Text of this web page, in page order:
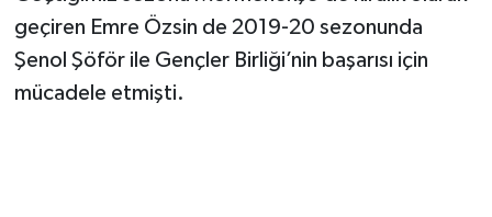
geçiren Emre Özsin de 2019-20 sezonunda
Şenol Şöför ile Gençler Birliği’nin başarısı için
mücadele etmişti.